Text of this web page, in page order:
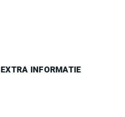
EXTRA INFORMATIE